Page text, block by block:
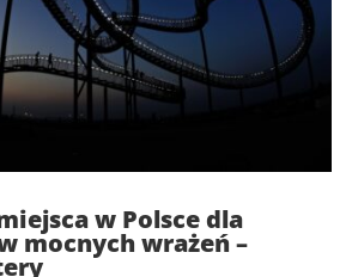
w Polsce dla
mocnych wrażeń –